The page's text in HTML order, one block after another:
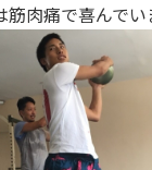
肉痛で喜んでい